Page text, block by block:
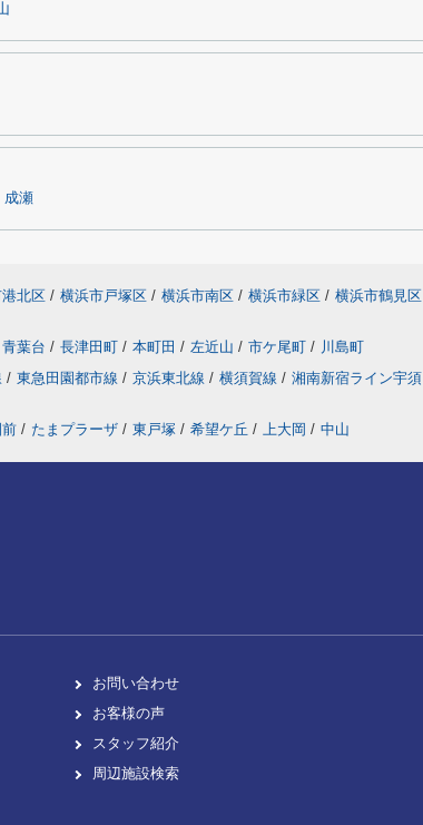
成瀬
北区 / 横浜市戸塚区 / 横浜市南区 / 横浜市緑区 / 横浜市鶴見区
青葉台 / 長津田町 / 本町田 / 左近山 / 市ケ尾町 / 川島町
/ 東急田園都市線 / 京浜東北線 / 横須賀線 / 湘南新宿ライン宇須
/ たまプラーザ / 東戸塚 / 希望ケ丘 / 上大岡 / 中山
お問い合わせ
お客様の声
スタッフ紹介
周辺施設検索